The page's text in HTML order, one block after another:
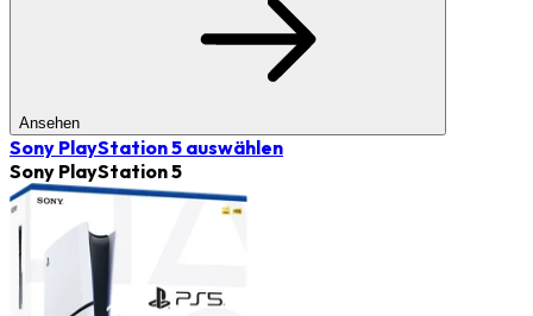
Ansehen
Sony PlayStation 5 auswählen
Sony PlayStation 5